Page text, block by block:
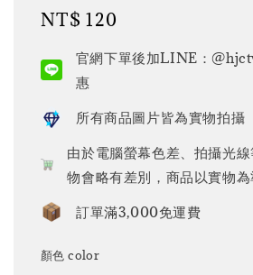
Regular
NT$ 120
官網下單後加LINE：
惠
所有商品圖片皆為實物拍攝
由於電腦螢幕色差、拍攝光
物會略有差別，商品以實物為
訂單滿3,000免運費
顏色 color